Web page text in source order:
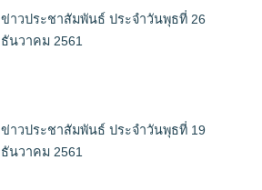
ข่าวประชาสัมพันธ์ ประจำวันพุธที่ 26
ธันวาคม 2561
ข่าวประชาสัมพันธ์ ประจำวันพุธที่ 19
ธันวาคม 2561